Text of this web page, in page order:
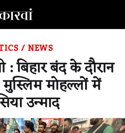
/NEWS
बिहार बंद के दौरान
मोहल्लों में
उन्माद